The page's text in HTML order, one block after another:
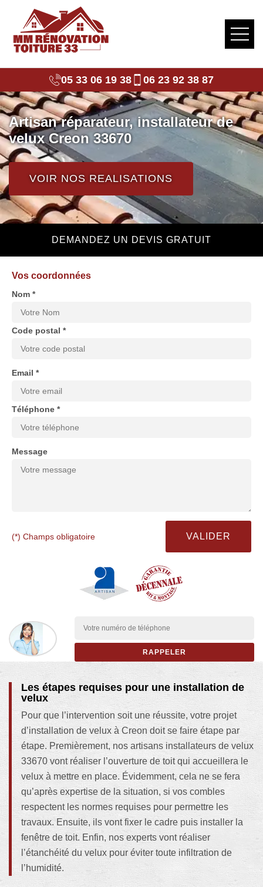
05 33 06 19 38 06 23 92 38 87
Artisan réparateur, installateur de
velux Creon 33670
VOIR NOS REALISATIONS
DEMANDEZ UN DEVIS GRATUIT
Vos coordonnées
Nom *
Code postal *
Email *
Téléphone *
Message
(*) Champs obligatoire
Les étapes requises pour une installation de
velux
Pour que l’intervention soit une réussite, votre projet
d’installation de velux à Creon doit se faire étape par
étape. Premièrement, nos artisans installateurs de velux
33670 vont réaliser l’ouverture de toit qui accueillera le
velux à mettre en place. Évidemment, cela ne se fera
qu’après expertise de la situation, si vos combles
respectent les normes requises pour permettre les
travaux. Ensuite, ils vont fixer le cadre puis installer la
fenêtre de toit. Enfin, nos experts vont réaliser
l’étanchéité du velux pour éviter toute infiltration de
l’humidité.